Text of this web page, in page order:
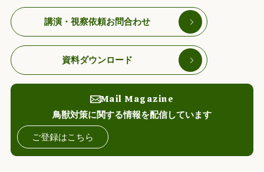
講演・視察依頼お問合わせ
資料ダウンロード
Mail Magazine
鳥獣対策に関する情報を配信しています
ご登録はこちら